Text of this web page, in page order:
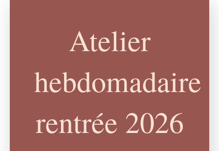
Atelier
hebdomadaire
rentrée 2026